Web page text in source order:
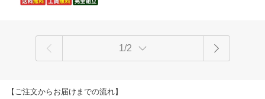
1/2
【ご注文からお届けまでの流れ】